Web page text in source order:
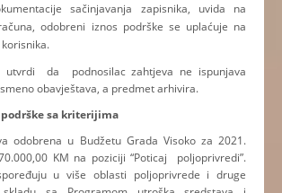
sačinjavanja zapisnika, uvida na
odobreni iznos podrške se uplaćuje na
utvrdi da podnosilac zahtjeva ne ispunjava
obavještava, a predmet arhivira.
podrške sa kriterijima
odobrena u Budžetu Grada Visoko za 2021.
KM na poziciji “Poticaj poljoprivredi”.
u više oblasti poljoprivrede i druge